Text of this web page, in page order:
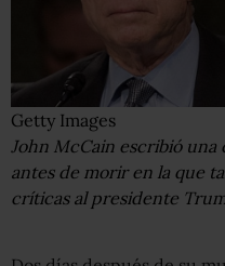
Getty Images
John McCain escribió
antes de morir en la que
críticas al presidente